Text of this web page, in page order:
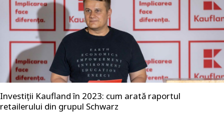
Investiții Kaufland în 2023: cum arată raportul
retailerului din grupul Schwarz